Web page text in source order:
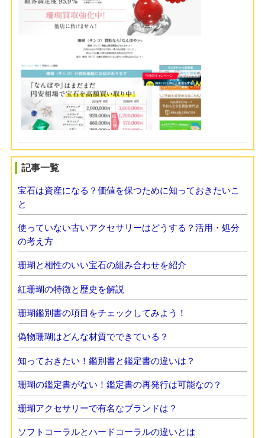
記事一覧
宝石は資産になる？価値を保つために知っておきたいこ
と
使っていない古いアクセサリーはどうする？活用・処分
の考え方
珊瑚と相性のいい宝石の組み合わせを紹介
紅珊瑚の特徴と歴史を解説
珊瑚鑑別書の項目をチェックしてみよう！
偽物珊瑚はどんな材質でできている？
知っておきたい！鑑別書と鑑定書の違いは？
珊瑚の鑑定書がない！鑑定書の再発行は可能なの？
珊瑚アクセサリーで有名なブランドは？
ソフトコーラルとハードコーラルの違いとは